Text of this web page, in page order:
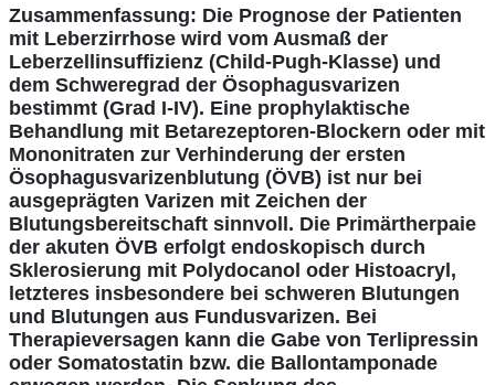
Zusammenfassung: Die Prognose der Patienten
mit Leberzirrhose wird vom Ausmaß der
Leberzellinsuffizienz (Child-Pugh-Klasse) und
dem Schweregrad der Ösophagusvarizen
bestimmt (Grad I-IV). Eine prophylaktische
Behandlung mit Betarezeptoren-Blockern oder mit
Mononitraten zur Verhinderung der ersten
Ösophagusvarizenblutung (ÖVB) ist nur bei
ausgeprägten Varizen mit Zeichen der
Blutungsbereitschaft sinnvoll. Die Primärtherpaie
der akuten ÖVB erfolgt endoskopisch durch
Sklerosierung mit Polydocanol oder Histoacryl,
letzteres insbesondere bei schweren Blutungen
und Blutungen aus Fundusvarizen. Bei
Therapieversagen kann die Gabe von Terlipressin
oder Somatostatin bzw. die Ballontamponade